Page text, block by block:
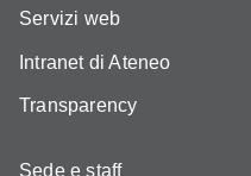
Servizi web
Intranet di Ateneo
Transparency
Sede e staff